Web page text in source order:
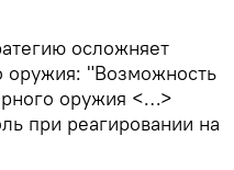
осложняет
оружия: "Возможность
оружия <…>
при реагировании на